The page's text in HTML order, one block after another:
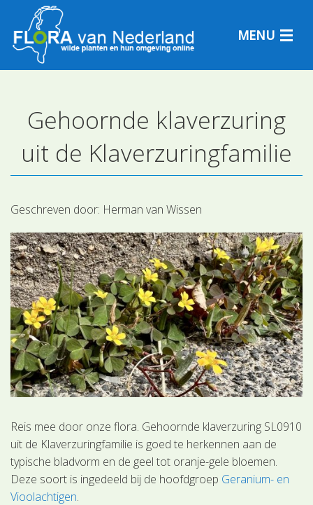
MENU
Plantensoorten
Determineren
Gehoornde klaverzuring
uit de Klaverzuringfamilie
Geschreven door: Herman van Wissen
Reis mee door onze flora. Gehoornde klaverzuring SL0910
uit de Klaverzuringfamilie is goed te herkennen aan de
typische bladvorm en de geel tot oranje-gele bloemen.
Deze soort is ingedeeld bij de hoofdgroep Geranium- en
Vioolachtigen.